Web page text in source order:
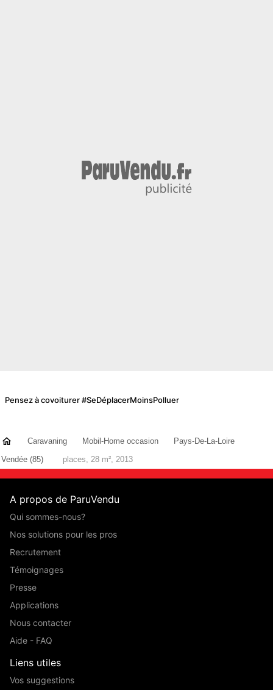
Pensez à covoiturer #SeDéplacerMoinsPolluer
Caravaning Mobil-Home occasion
Pays-De-La-Loire
Vendée (85)
places, 28 m², 2013
A propos de ParuVendu
Qui sommes-nous?
Nos solutions pour les pros
Recrutement
Témoignages
Presse
Applications
Nous contacter
Aide - FAQ
Liens utiles
Vos suggestions